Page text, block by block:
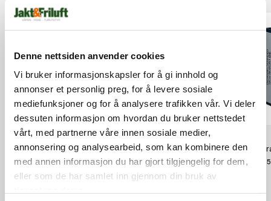
Denne nettsiden anvender cookies
Vi bruker informasjonskapsler for å gi innhold og
annonser et personlig preg, for å levere sosiale
mediefunksjoner og for å analysere trafikken vår. Vi deler
dessuten informasjon om hvordan du bruker nettstedet
vårt, med partnerne våre innen sosiale medier,
annonsering og analysearbeid, som kan kombinere den
med annen informasjon du har gjort tilgjengelig for dem,
eller som de har samlet inn gjennom din bruk av
Sellier & Bellot 45 ACP 230 FMJ
kr 9,38
Hornady Leverevolution 357 Mag
140 Gr Ftx Lvrev
kr